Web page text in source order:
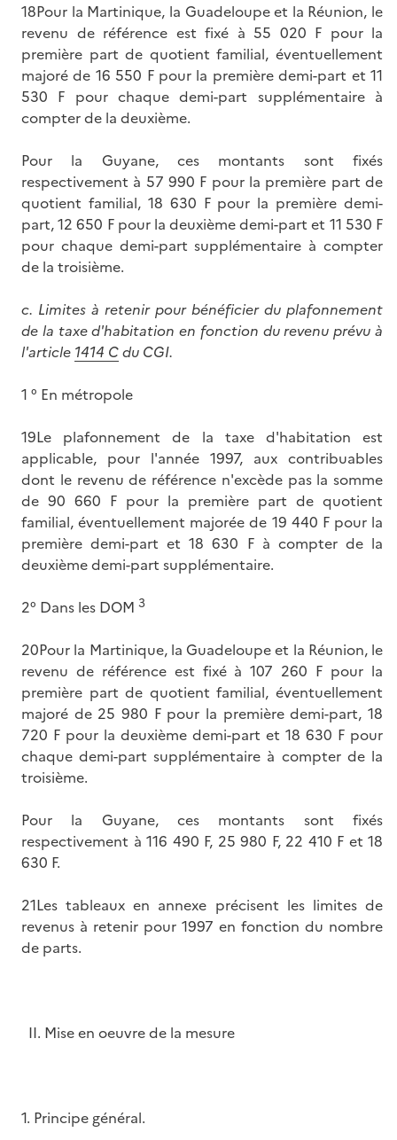
18Pour la Martinique, la Guadeloupe et la Réunion, le
revenu de référence est fixé à 55 020 F pour la
première part de quotient familial, éventuellement
majoré de 16 550 F pour la première demi-part et 11
530 F pour chaque demi-part supplémentaire à
compter de la deuxième.
Pour la Guyane, ces montants sont fixés
respectivement à 57 990 F pour la première part de
quotient familial, 18 630 F pour la première demi-
part, 12 650 F pour la deuxième demi-part et 11 530 F
pour chaque demi-part supplémentaire à compter
de la troisième.
c. Limites à retenir pour bénéficier du plafonnement
de la taxe d'habitation en fonction du revenu prévu à
l'article 1414 Cdu CGI.
1 ° En métropole
19Le plafonnement de la taxe d'habitation est
applicable, pour l'année 1997, aux contribuables
dont le revenu de référence n'excède pas la somme
de 90 660 F pour la première part de quotient
familial, éventuellement majorée de 19 440 F pour la
première demi-part et 18 630 F à compter de la
deuxième demi-part supplémentaire.
2° Dans les DOM 3
20Pour la Martinique, la Guadeloupe et la Réunion, le
revenu de référence est fixé à 107 260 F pour la
première part de quotient familial, éventuellement
majoré de 25 980 F pour la première demi-part, 18
720 F pour la deuxième demi-part et 18 630 F pour
chaque demi-part supplémentaire à compter de la
troisième.
Pour la Guyane, ces montants sont fixés
respectivement à 116 490 F, 25 980 F, 22 410 F et 18
630 F.
21Les tableaux en annexe précisent les limites de
revenus à retenir pour 1997 en fonction du nombre
de parts.
II. Mise en oeuvre de la mesure
1. Principe général.